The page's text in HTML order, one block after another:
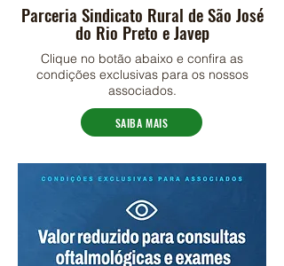
Parceria Sindicato Rural de São José
do Rio Preto e Javep
Clique no botão abaixo e confira as
condições exclusivas para os nossos
associados.
SAIBA MAIS